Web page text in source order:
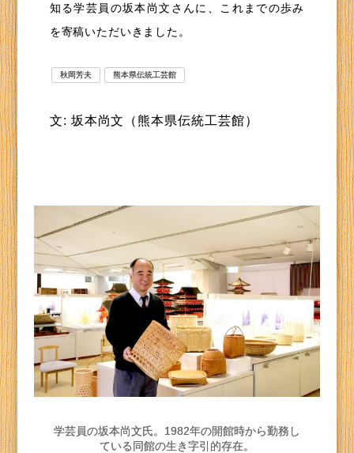
知る学芸員の坂本尚文さんに、これまでの歩み
を寄稿いただいきました。
秋岡芳夫 熊本県伝統工芸館
文: 坂本尚文（熊本県伝統工芸館）
学芸員の坂本尚文氏。1982年の開館時から勤務し
ている同館の生き字引的存在。